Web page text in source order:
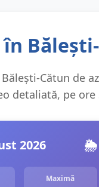
în
Cătun de
detaliată, pe ore
2026 🌦️
Maximă